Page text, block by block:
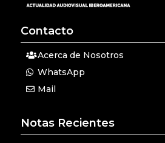
Contacto
Acerca de Nosotros
WhatsApp
Mail
Notas Recientes